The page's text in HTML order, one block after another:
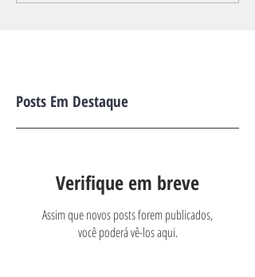
Posts Em Destaque
Verifique em breve
Assim que novos posts forem publicados,
você poderá vê-los aqui.